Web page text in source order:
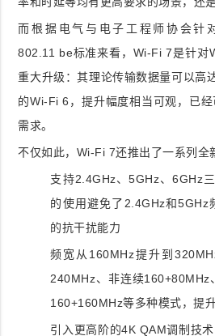
而根据电气与电子工程师协会针
802.11 be标准来看，Wi-Fi 7是针对
重大升级：其理论传输数据量可以高
的Wi-Fi 6，提升幅度相当可观，已
需求。
不仅如此，Wi-Fi 7还推出了一系列全
支持2.4GHz、5GHz、6GHz
的使用避免了2.4GHz和5GHz
的抗干扰能力
频宽从160MHz提升到
240MHz、非连续
160+160MHz等多种模式，提
引入更高阶的4K QAM调制技